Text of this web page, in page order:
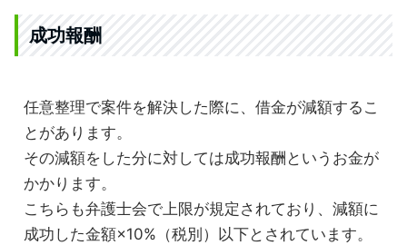
成功報酬
任意整理で案件を解決した際に、借金が減額するこ
とがあります。
その減額をした分に対しては成功報酬というお金が
かかります。
こちらも弁護士会で上限が規定されており、減額に
成功した金額×10%（税別）以下とされています。